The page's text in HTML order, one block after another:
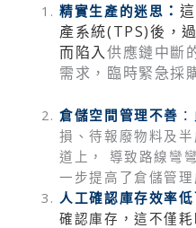
精實生產的迷思 ：
產系統(TPS)後，
而陷入供應鏈中斷
需求，臨時緊急採
倉儲空間管理不善
損、待報廢物料及
道上， 導致路線彎
一步提高了倉儲管理
人工確認庫存效率
確認庫存，這不僅